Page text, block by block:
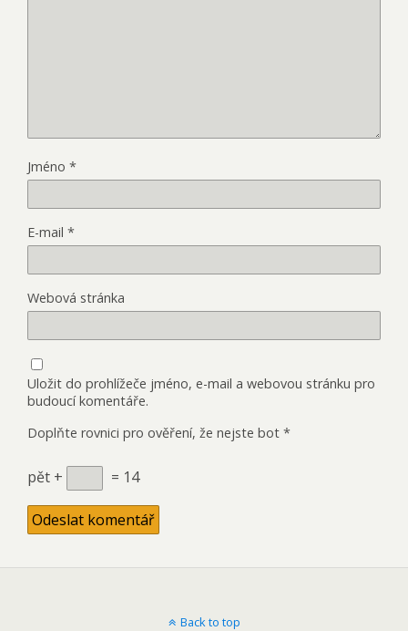
Jméno *
E-mail *
Webová stránka
Uložit do prohlížeče jméno, e-mail a webovou stránku pro
budoucí komentáře.
Doplňte rovnici pro ověření, že nejste bot *
pět + = 14
Back to top